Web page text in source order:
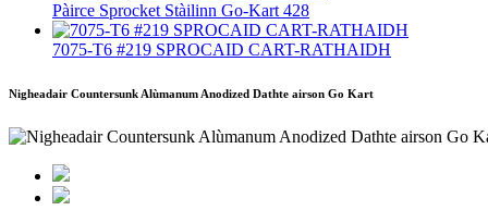
Pàirce Sprocket Stàilinn Go-Kart 428
7075‐T6 #219 SPROCAID CART-RATHAIDH
Nigheadair Countersunk Alùmanum Anodized Dathte airson Go Kart